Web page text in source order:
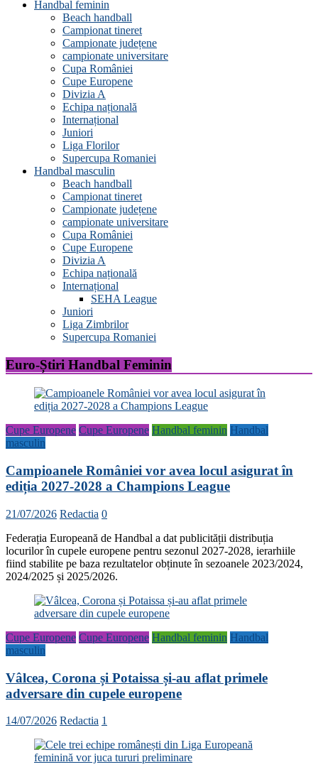
Handbal feminin
Beach handball
Campionat tineret
Campionate județene
campionate universitare
Cupa României
Cupe Europene
Divizia A
Echipa națională
Internațional
Juniori
Liga Florilor
Supercupa Romaniei
Handbal masculin
Beach handball
Campionat tineret
Campionate județene
campionate universitare
Cupa României
Cupe Europene
Divizia A
Echipa națională
Internațional
SEHA League
Juniori
Liga Zimbrilor
Supercupa Romaniei
Euro-Știri Handbal Feminin
Cupe Europene Cupe Europene Handbal feminin Handbal
masculin
Campioanele României vor avea locul asigurat în
ediția 2027-2028 a Champions League
21/07/2026 Redactia 0
Federația Europeană de Handbal a dat publicității distribuția
locurilor în cupele europene pentru sezonul 2027-2028, ierarhiile
fiind stabilite pe baza rezultatelor obținute în sezoanele 2023/2024,
2024/2025 și 2025/2026.
Cupe Europene Cupe Europene Handbal feminin Handbal
masculin
Vâlcea, Corona și Potaissa și-au aflat primele
adversare din cupele europene
14/07/2026 Redactia 1